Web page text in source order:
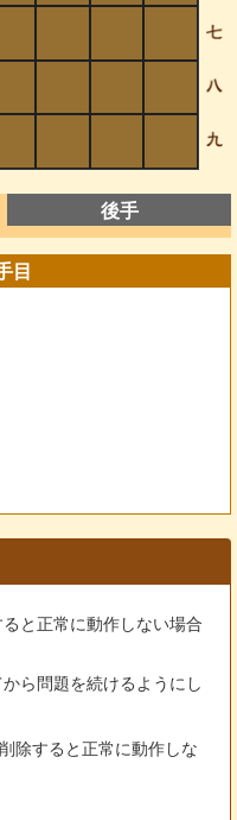
後手
目
と正常に動作しない場合
ら問題を続けるようにし
除すると正常に動作しな